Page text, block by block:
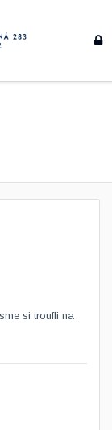
si troufli na